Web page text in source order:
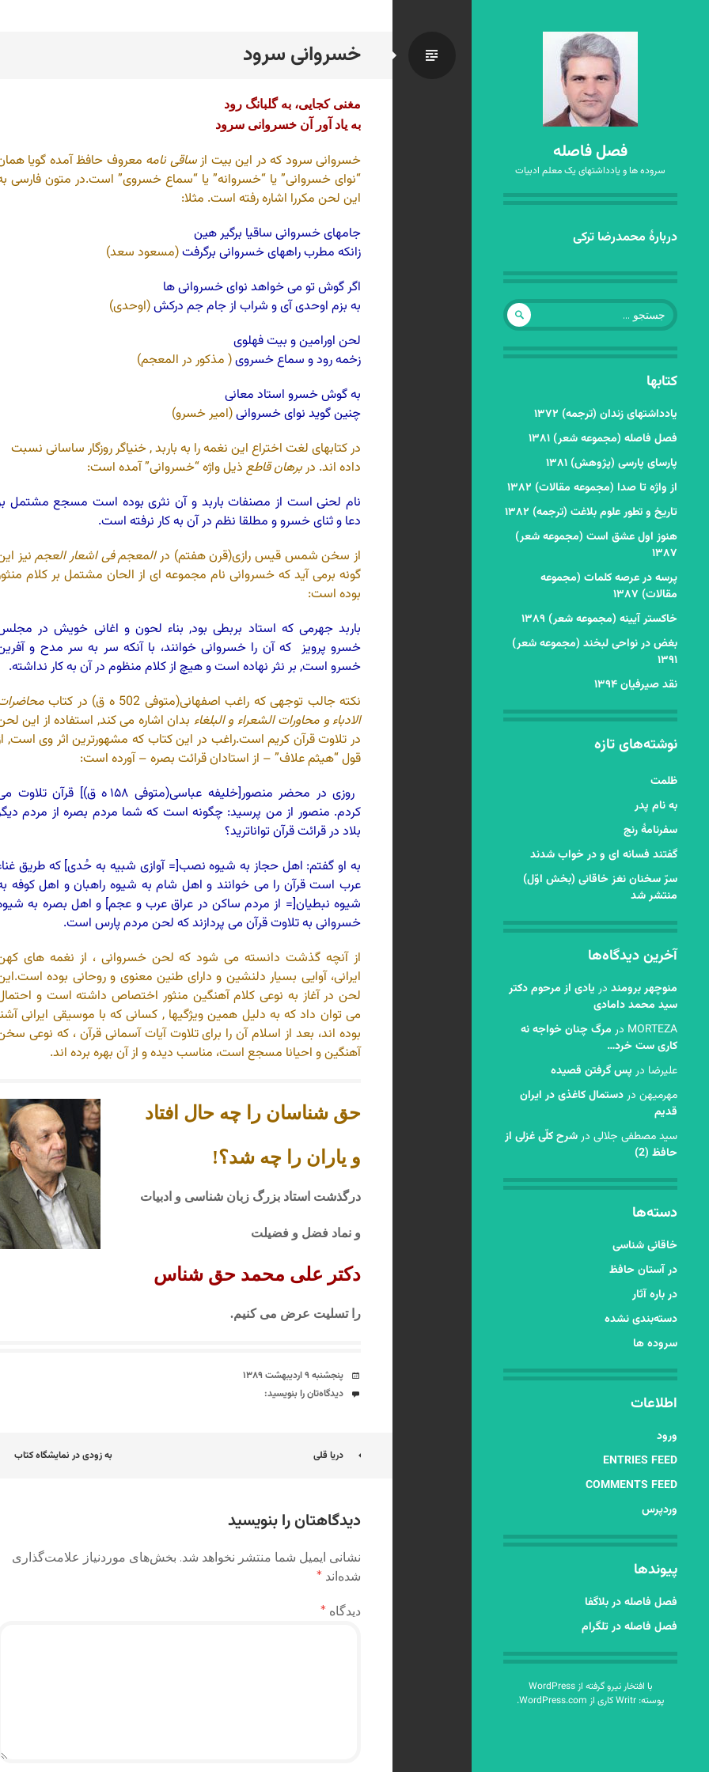
فصل فاصله
سروده ها و یادداشتهای یک معلم ادبیات
رفتن
نوشته‌ها
دربارهٔ محمدرضا ترکی
جستجو
برای:
کتابها
یادداشتهای زندان (ترجمه) ۱۳۷۲
فصل فاصله (مجموعه شعر) ۱۳۸۱
پارسای پارسی (پژوهش) ۱۳۸۱
از واژه تا صدا (مجموعه مقالات) ۱۳۸۲
تاریخ و تطور علوم بلاغت (ترجمه) ۱۳۸۲
هنوز اول عشق است (مجموعه شعر)
۱۳۸۷
پرسه در عرصه کلمات (مجموعه
مقالات) ۱۳۸۷
خاکستر آیینه (مجموعه شعر) ۱۳۸۹
بغض در نواحی لبخند (مجموعه شعر)
۱۳۹۱
نقد صیرفیان ۱۳۹۴
نوشته‌های تازه
ظلمت
به نام پدر
سفرنامۀ رنج
گفتند فسانه ای و در خواب شدند
سرّ سخنان نغز خاقانی (بخش اوّل)
منتشر شد
آخرین دیدگاه‌ها
منوچهر برومند در یادی از مرحوم دکتر
سید محمد دامادی
MORTEZA در مرگ چنان خواجه نه
کاری ست خرد…
عليرضا در پس گرفتن قصیده
مهرمیهن دردستمال کاغذی در ایران
قدیم
سید مصطفی جلالی درشرح کلّی غزلی از
حافظ (2)
دسته‌ها
خاقانی شناسی
در آستان حافظ
در باره آثار
دسته‌بندی نشده
سروده ها
اطلاعات
ورود
ENTRIES FEED
COMMENTS FEED
وردپرس
پیوندها
فصل فاصله در بلاگفا
فصل فاصله در تلگرام
با افتخار نیرو گرفته از WordPress
پوسته: Writr کاری از
WordPress.com
.
خسروانی سروداستاندارد
مغنی کجایی، به گلبانگ رود
به یاد آور آن خسروانی سرود
خسروانی سرود که در این بیت ازساقی نامه معروف حافظ آمده گویا
“نوای خسروانی” یا “خسروانه” یا “سماع خسروی” است.در متون فارسی
این لحن مکررا اشاره رفته است. مثلا:
جامهای خسروانی ساقیا برگیر هین
زانکه مطرب راههای خسروانی برگرفت(مسعود سعد)
اگر گوش تو می خواهد نوای خسروانی ها
به بزم اوحدی آی و شراب از جام جم درکش(اوحدی)
لحن اورامین و بیت فهلوی
زخمه رود و سماع خسروی( مذکور در المعجم)
به گوش خسرو استاد معانی
چنین گوید نوای خسروانی(امیر خسرو)
در کتابهای لغت اختراع این نغمه را به باربد , خنیاگر روزگار ساسانی نسبت
داده اند. دربرهان قاطع ذیل واژه “خسروانی” آمده است:
نام لحنی است از مصنفات باربد و آن نثری بوده است مسجع مشتمل
دعا و ثنای خسرو و مطلقا نظم در آن به کار نرفته است.
از سخن شمس قیس رازی(قرن هفتم) درالمعجم فی اشعار العجم نیز
گونه برمی آید که خسروانی نام مجموعه ای از الحان مشتمل بر کلام
بوده است:
باربد جهرمی که استاد بربطی بود, بناء لحون و اغانی خویش در
خسرو پرویز که آن را خسروانی خوانند، با آنکه سر به سر مدح و
خسرو است, بر نثر نهاده است و هیچ از کلام منظوم در آن به کار نداشته.
نکته جالب توجهی که راغب اصفهانی(متوفی 502 ه ق) در کتاب
الادباء و محاورات الشعراء والبلغاء بدان اشاره می کند, استفاده از این
در تلاوت قرآن کریم است.راغب در این کتاب که مشهورترین اثر وی است,
قول “هیثم علاف” – از استادان قرائت بصره – آورده است:
روزی در محضر منصور[خلیفه عباسی(متوفی ۱۵۸ ه ق)] قرآن
کردم. منصور از من پرسید: چگونه است که شما مردم بصره از مردم
بلاد در قرائت قرآن تواناترید؟
به او گفتم: اهل حجاز به شیوه نصب[= آوازی شبیه به حُدی] که طریق
عرب است قرآن را می خوانند و اهل شام به شیوه راهبان و اهل کوفه
شیوه نبطیان[= از مردم ساکن در عراق عرب و عجم] و اهل بصره به
خسروانی به تلاوت قرآن می پردازند که لحن مردم پارس است.
از آنچه گذشت دانسته می شود که لحن خسروانی ، از نغمه های
ایرانی، آوایی بسیار دلنشین و دارای طنین معنوی و روحانی بوده
لحن در آغاز به نوعی کلام آهنگین منثور اختصاص داشته است و
می توان داد که به دلیل همین ویژگیها , کسانی که با موسیقی ایرانی
بوده اند، بعد از اسلام آن را برای تلاوت آیات آسمانی قرآن ، که نوعی
آهنگین و احیانا مسجع است، مناسب دیده و از آن بهره برده اند.
حق شناسان را چه حال افتاد
و یاران را چه شد؟!
درگذشت استاد بزرگ زبان شناسی و ادبیات
و نماد فضل و فضیلت
دکتر علی محمد حق شناس
را تسلیت عرض می کنیم.
تاریخ
پنجشنبه ۹ اردیبهشت ۱۳۸۹
دیدگاه‌ها
دیدگاه‌تان را بنویسید:
ناوبری
دریا قلی به زودی در نمایشگاه کتاب
دیدگاهتان را بنویسید
نشانی ایمیل شما منتشر نخواهد شد. بخش‌های موردنیاز علامت‌گذاری
شده‌اند *
دیدگاه *